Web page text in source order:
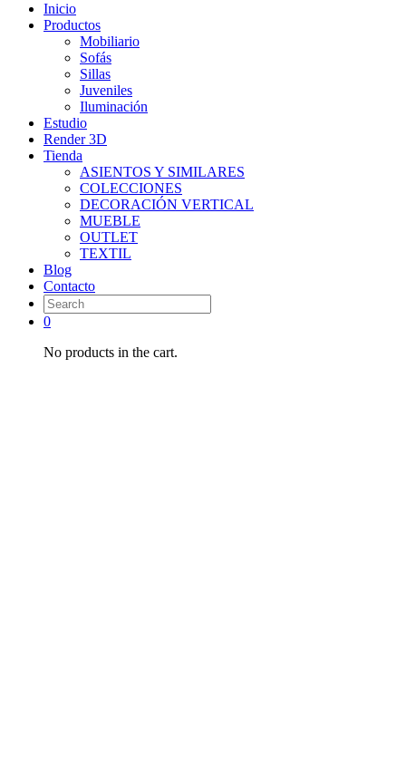
Inicio
Productos
Mobiliario
Sofás
Sillas
Juveniles
Iluminación
Estudio
Render 3D
Tienda
ASIENTOS Y SIMILARES
COLECCIONES
DECORACIÓN VERTICAL
MUEBLE
OUTLET
TEXTIL
Blog
Contacto
0
No products in the cart.